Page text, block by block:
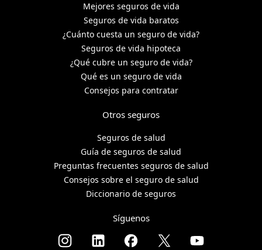
Mejores seguros de vida
Seguros de vida baratos
¿Cuánto cuesta un seguro de vida?
Seguros de vida hipoteca
¿Qué cubre un seguro de vida?
Qué es un seguro de vida
Consejos para contratar
Otros seguros
Seguros de salud
Guía de seguros de salud
Preguntas frecuentes seguros de salud
Consejos sobre el seguro de salud
Diccionario de seguros
Síguenos